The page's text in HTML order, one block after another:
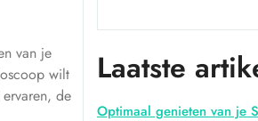
van je
wilt
de
Laatste
Optimaal genieten van je